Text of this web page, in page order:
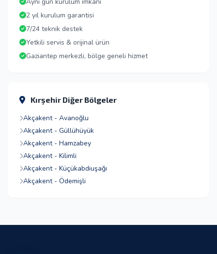
2 yıl kurulum garantisi
7/24 teknik destek
Yetkili servis & orijinal ürün
Gaziantep merkezli, bölge geneli hizmet
Kırşehir Diğer Bölgeler
Akçakent - Avanoğlu
Akçakent - Güllühüyük
Akçakent - Hamzabey
Akçakent - Kilimli
Akçakent - Küçükabdiuşağı
Akçakent - Ödemişli